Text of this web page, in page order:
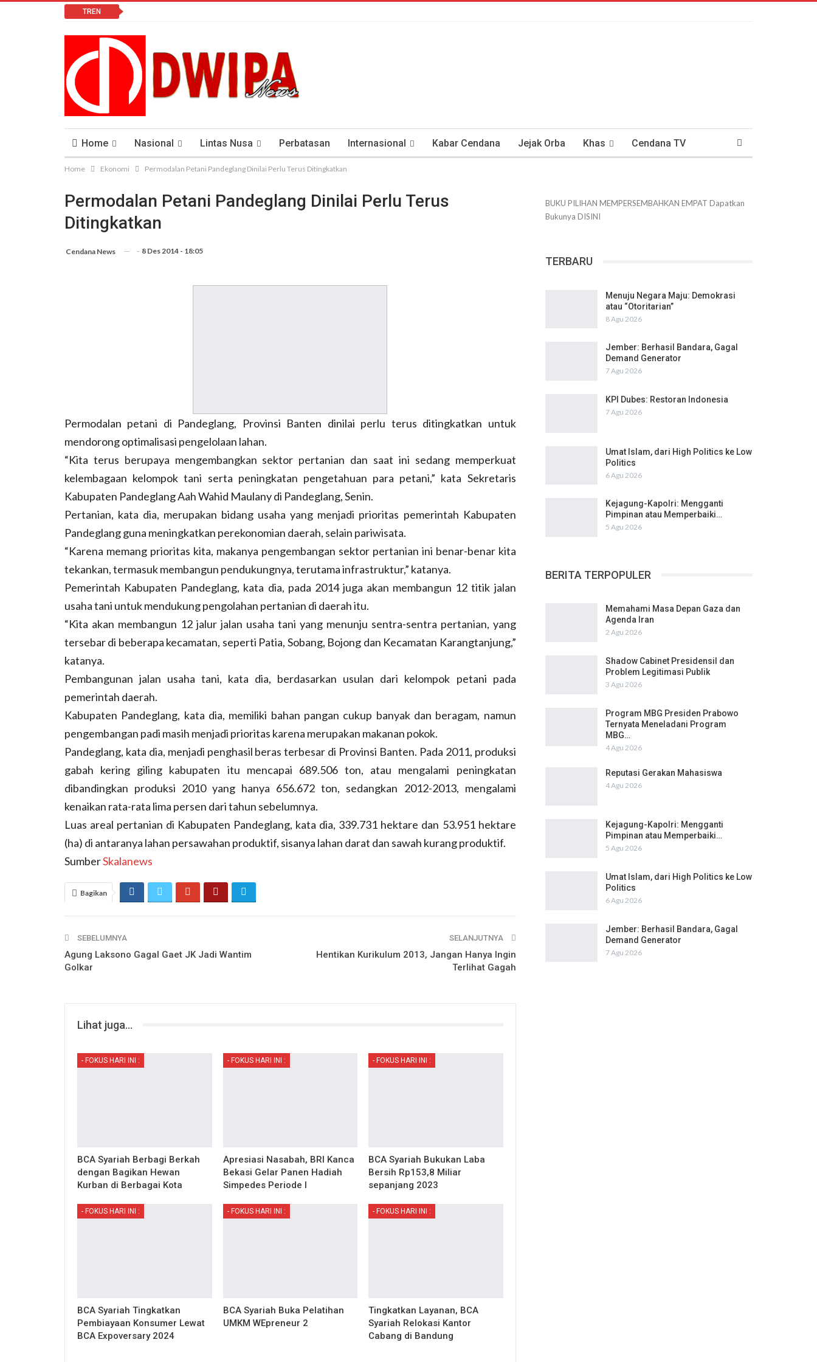
TREN
Home Nasional Lintas Nusa Perbatasan Internasional Kabar Cendana Jejak Orba Khas Cendana TV
Lomba Vlog Cendana News Peduli Kesehatan Antisipasi COVID-19
Home Ekonomi Permodalan Petani Pandeglang Dinilai Perlu Terus Ditingkatkan
Permodalan Petani Pandeglang Dinilai Perlu Terus
Ditingkatkan
Cendana News - 8 Des 2014 - 18:05
Permodalan petani di Pandeglang, Provinsi Banten dinilai perlu terus ditingkatkan untuk
mendorong optimalisasi pengelolaan lahan.
“Kita terus berupaya mengembangkan sektor pertanian dan saat ini sedang memperkuat
kelembagaan kelompok tani serta peningkatan pengetahuan para petani,” kata Sekretaris
Kabupaten Pandeglang Aah Wahid Maulany di Pandeglang, Senin.
Pertanian, kata dia, merupakan bidang usaha yang menjadi prioritas pemerintah Kabupaten
Pandeglang guna meningkatkan perekonomian daerah, selain pariwisata.
“Karena memang prioritas kita, makanya pengembangan sektor pertanian ini benar-benar kita
tekankan, termasuk membangun pendukungnya, terutama infrastruktur,” katanya.
Pemerintah Kabupaten Pandeglang, kata dia, pada 2014 juga akan membangun 12 titik jalan
usaha tani untuk mendukung pengolahan pertanian di daerah itu.
“Kita akan membangun 12 jalur jalan usaha tani yang menunju sentra-sentra pertanian, yang
tersebar di beberapa kecamatan, seperti Patia, Sobang, Bojong dan Kecamatan Karangtanjung,”
katanya.
Pembangunan jalan usaha tani, kata dia, berdasarkan usulan dari kelompok petani pada
pemerintah daerah.
Kabupaten Pandeglang, kata dia, memiliki bahan pangan cukup banyak dan beragam, namun
pengembangan padi masih menjadi prioritas karena merupakan makanan pokok.
Pandeglang, kata dia, menjadi penghasil beras terbesar di Provinsi Banten. Pada 2011, produksi
gabah kering giling kabupaten itu mencapai 689.506 ton, atau mengalami peningkatan
dibandingkan produksi 2010 yang hanya 656.672 ton, sedangkan 2012-2013, mengalami
kenaikan rata-rata lima persen dari tahun sebelumnya.
Luas areal pertanian di Kabupaten Pandeglang, kata dia, 339.731 hektare dan 53.951 hektare
(ha) di antaranya lahan persawahan produktif, sisanya lahan darat dan sawah kurang produktif.
SumberSkalanews
Bagikan
SEBELUMNYA
Agung Laksono Gagal Gaet JK Jadi Wantim
Golkar
SELANJUTNYA
Hentikan Kurikulum 2013, Jangan Hanya Ingin
Terlihat Gagah
Lihat juga...
- FOKUS HARI INI :
BCA Syariah Berbagi Berkah
dengan Bagikan Hewan
Kurban di Berbagai Kota
- FOKUS HARI INI :
Apresiasi Nasabah, BRI Kanca
Bekasi Gelar Panen Hadiah
Simpedes Periode I
- FOKUS HARI INI :
BCA Syariah Bukukan Laba
Bersih Rp153,8 Miliar
sepanjang 2023
- FOKUS HARI INI :
BCA Syariah Tingkatkan
Pembiayaan Konsumer Lewat
BCA Expoversary 2024
- FOKUS HARI INI :
BCA Syariah Buka Pelatihan
UMKM WEpreneur 2
- FOKUS HARI INI :
Tingkatkan Layanan, BCA
Syariah Relokasi Kantor
Cabang di Bandung
BUKU PILIHAN MEMPERSEMBAHKAN EMPAT Dapatkan
Bukunya DISINI
TERBARU
Menuju Negara Maju: Demokrasi
atau “Otoritarian”
8 Agu 2026
Jember: Berhasil Bandara, Gagal
Demand Generator
7 Agu 2026
KPI Dubes: Restoran Indonesia
7 Agu 2026
Umat Islam, dari High Politics ke Low
Politics
6 Agu 2026
Kejagung-Kapolri: Mengganti
Pimpinan atau Memperbaiki…
5 Agu 2026
BERITA TERPOPULER
Memahami Masa Depan Gaza dan
Agenda Iran
2 Agu 2026
Shadow Cabinet Presidensil dan
Problem Legitimasi Publik
3 Agu 2026
Program MBG Presiden Prabowo
Ternyata Meneladani Program
MBG…
4 Agu 2026
Reputasi Gerakan Mahasiswa
4 Agu 2026
Kejagung-Kapolri: Mengganti
Pimpinan atau Memperbaiki…
5 Agu 2026
Umat Islam, dari High Politics ke Low
Politics
6 Agu 2026
Jember: Berhasil Bandara, Gagal
Demand Generator
7 Agu 2026